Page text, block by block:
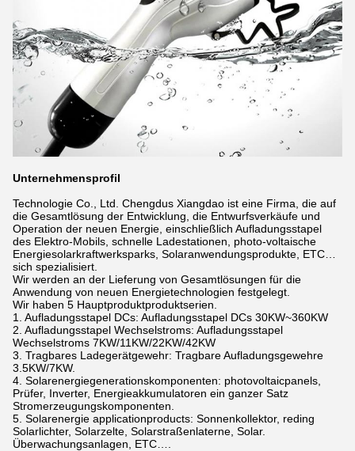
Unternehmensprofil
Technologie Co., Ltd. Chengdus Xiangdao ist eine Firma, die auf
die Gesamtlösung der Entwicklung, die Entwurfsverkäufe und
Operation der neuen Energie, einschließlich Aufladungsstapel
des Elektro-Mobils, schnelle Ladestationen, photo-voltaische
Energiesolarkraftwerksparks, Solaranwendungsprodukte, ETC…
sich spezialisiert.
Wir werden an der Lieferung von Gesamtlösungen für die
Anwendung von neuen Energietechnologien festgelegt.
Wir haben 5 Hauptproduktproduktserien.
1. Aufladungsstapel DCs: Aufladungsstapel DCs 30KW~360KW
2. Aufladungsstapel Wechselstroms: Aufladungsstapel
Wechselstroms 7KW/11KW/22KW/42KW
3. Tragbares Ladegerätgewehr: Tragbare Aufladungsgewehre
3.5KW/7KW.
4. Solarenergiegenerationskomponenten: photovoltaicpanels,
Prüfer, Inverter, Energieakkumulatoren ein ganzer Satz
Stromerzeugungskomponenten.
5. Solarenergie applicationproducts: Sonnenkollektor, reding
Solarlichter, Solarzelte, Solarstraßenlaterne, Solar.
Überwachungsanlagen, ETC….